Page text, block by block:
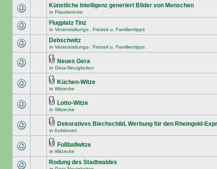
Künstliche Intelligenz generiert Bilder von Menschen
in Plauderecke
Flugplatz Tinz
in Veranstaltungs-, Freizeit u. Familientipps
Debschwitz
in Veranstaltungs-, Freizeit u. Familientipps
Neues Gera
in Gera-Neuigkeiten
Küchen-Witze
in Witzecke
Lotto-Witze
in Witzecke
Dekoratives Blechschild, Werbung für den Rheingold-
in Auktionen
Fußballwitze
in Witzecke
Rodung des Stadtwaldes